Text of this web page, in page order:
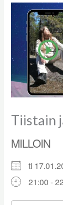
Tiistain
MILLOIN
ti
21:00 -